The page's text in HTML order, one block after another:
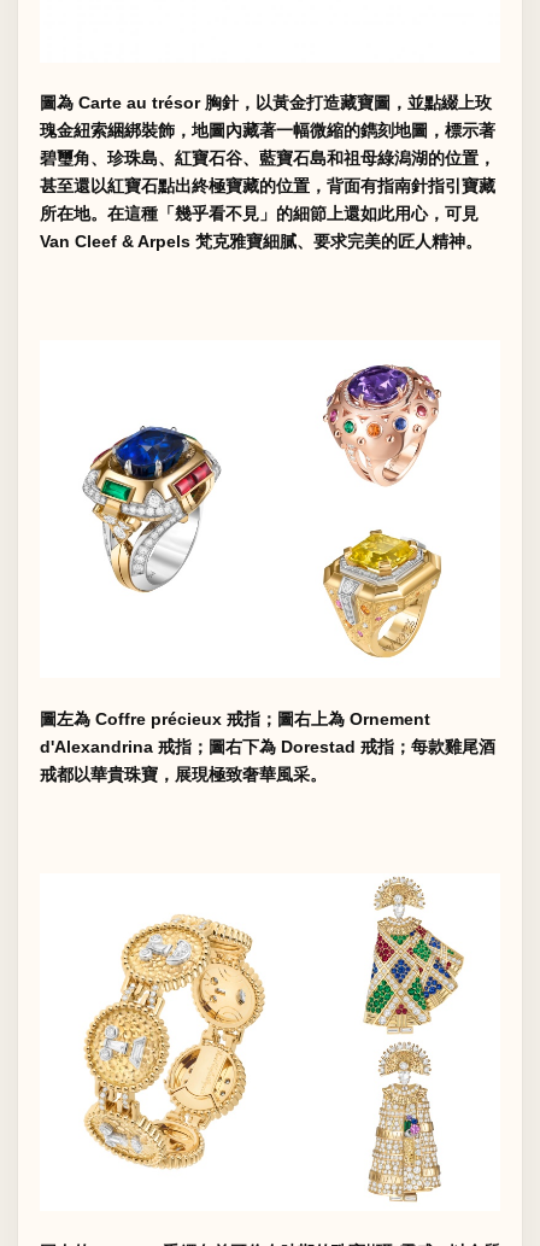
圖為 Carte au trésor 胸針，以黃金打造藏寶圖，並點綴上玫
瑰金紐索綑綁裝飾，地圖內藏著一幅微縮的鐫刻地圖，標示著
碧璽角、珍珠島、紅寶石谷、藍寶石島和祖母綠潟湖的位置，
甚至還以紅寶石點出終極寶藏的位置，背面有指南針指引寶藏
所在地。在這種「幾乎看不見」的細節上還如此用心，可見
Van Cleef & Arpels 梵克雅寶細膩、要求完美的匠人精神。
圖左為 Coffre précieux 戒指；圖右上為 Ornement
d'Alexandrina 戒指；圖右下為 Dorestad 戒指；每款雞尾酒
戒都以華貴珠寶，展現極致奢華風采。